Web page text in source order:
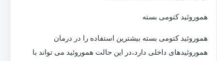
هموروئید کتومی بسته
هموروئید کتومی بسته بیشترین استفاده را در درمان
هموروئیدهای داخلی دارد،در این حالت هموروئید می تواند با